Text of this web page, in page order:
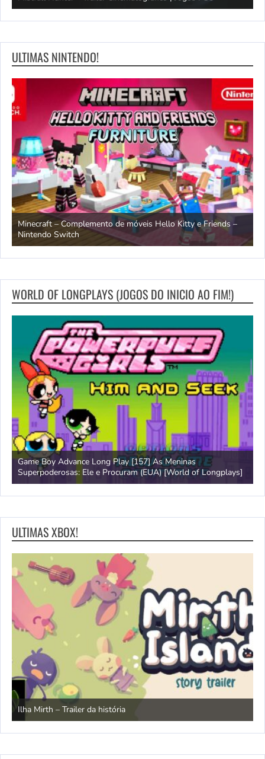
ULTIMAS NINTENDO!
Minecraft – Complemento de móveis Hello Kitty e Friends –
Nintendo Switch
WORLD OF LONGPLAYS (JOGOS DO INICIO AO FIM!)
Game Boy Advance Long Play [157] As Meninas
Superpoderosas: Ele e Procuram (EUA) [World of Longplays]
ULTIMAS XBOX!
Ilha Mirth – Trailer da história